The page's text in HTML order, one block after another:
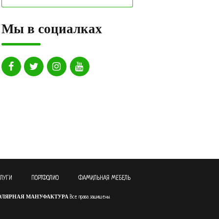
Мы в социалках
ПОРТФОЛИО ФАМИЛЬНАЯ МЕБЕЛЬ
МАНУФАКТУРА Все права защищены.